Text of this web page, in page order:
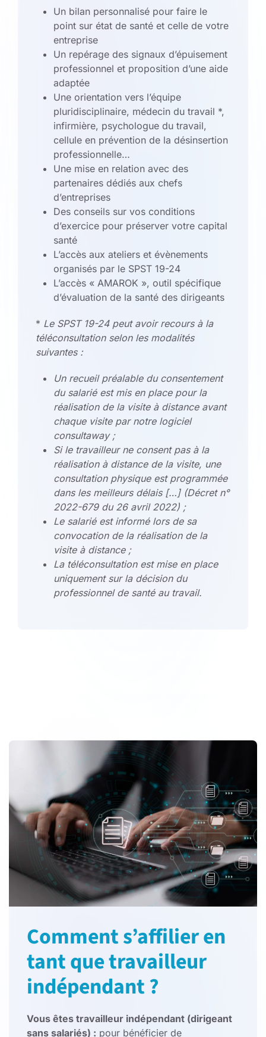
Un bilan personnalisé pour faire le
point sur état de santé et celle de votre
entreprise
Un repérage des signaux d’épuisement
professionnel et proposition d’une aide
adaptée
Une orientation vers l’équipe
pluridisciplinaire, médecin du travail *,
infirmière, psychologue du travail,
cellule en prévention de la désinsertion
professionnelle…
Une mise en relation avec des
partenaires dédiés aux chefs
d’entreprises
Des conseils sur vos conditions
d’exercice pour préserver votre capital
santé
L’accès aux ateliers et évènements
organisés par le SPST 19-24
L’accès « AMAROK », outil spécifique
d’évaluation de la santé des dirigeants
* Le SPST 19-24 peut avoir recours à la
téléconsultation selon les modalités
suivantes :
Un recueil préalable du consentement
du salarié est mis en place pour la
réalisation de la visite à distance avant
chaque visite par notre logiciel
consultaway ;
Si le travailleur ne consent pas à la
réalisation à distance de la visite, une
consultation physique est programmée
dans les meilleurs délais […] (Décret n°
2022-679 du 26 avril 2022) ;
Le salarié est informé lors de sa
convocation de la réalisation de la
visite à distance ;
La téléconsultation est mise en place
uniquement sur la décision du
professionnel de santé au travail.
Comment s’affilier en
tant que travailleur
indépendant ?
Vous êtes travailleur indépendant (dirigeant
sans salariés) : pour bénéficier de